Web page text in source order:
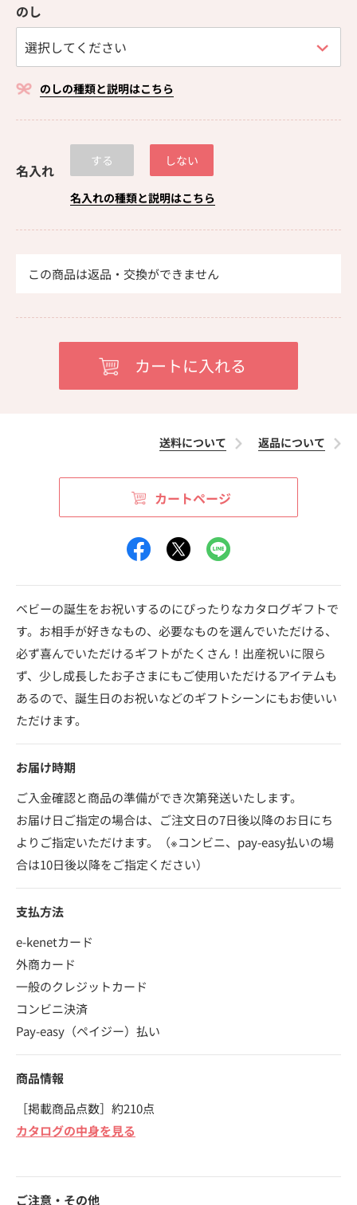
のし
のしの種類と説明はこちら
名入れ
する しない
名入れの種類と説明はこちら
この商品は返品・交換ができません
送料について 返品について
カートページ
ベビーの誕生をお祝いするのにぴったりなカタログギフトで
す。お相手が好きなもの、必要なものを選んでいただける、
必ず喜んでいただけるギフトがたくさん！出産祝いに限ら
ず、少し成長したお子さまにもご使用いただけるアイテムも
あるので、誕生日のお祝いなどのギフトシーンにもお使いい
ただけます。
お届け時期
ご入金確認と商品の準備ができ次第発送いたします。
お届け日ご指定の場合は、ご注文日の7日後以降のお日にち
よりご指定いただけます。（※コンビニ、pay-easy払いの場
合は10日後以降をご指定ください）
支払方法
e-kenetカード
外商カード
一般のクレジットカード
コンビニ決済
Pay-easy（ペイジー）払い
商品情報
［掲載商品点数］約210点
カタログの中身を見る
ご注意・その他